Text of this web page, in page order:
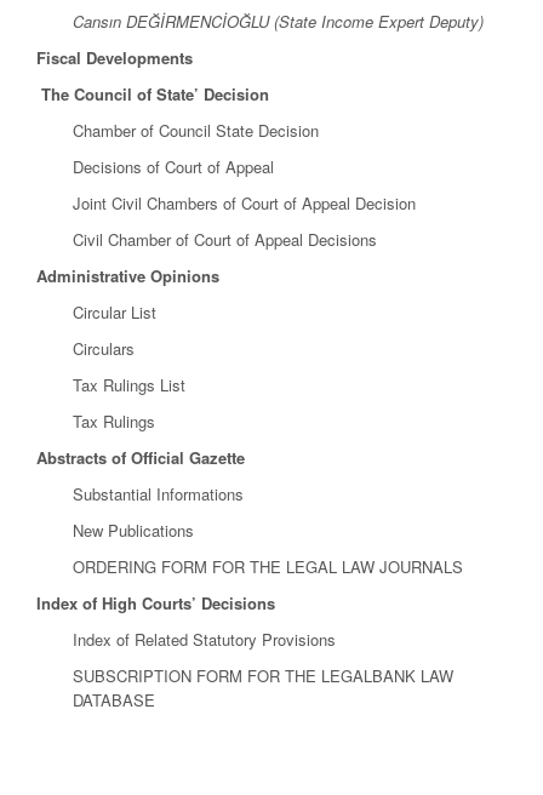
Cansın DEĞİRMENCİOĞLU (State Income Expert Deputy)
Fiscal Developments
The Council of State’ Decision
Chamber of Council State Decision
Decisions of Court of Appeal
Joint Civil Chambers of Court of Appeal Decision
Civil Chamber of Court of Appeal Decisions
Administrative Opinions
Circular List
Circulars
Tax Rulings List
Tax Rulings
Abstracts of Official Gazette
Substantial Informations
New Publications
ORDERING FORM FOR THE LEGAL LAW JOURNALS
Index of High Courts’ Decisions
Index of Related Statutory Provisions
SUBSCRIPTION FORM FOR THE LEGALBANK LAW
DATABASE